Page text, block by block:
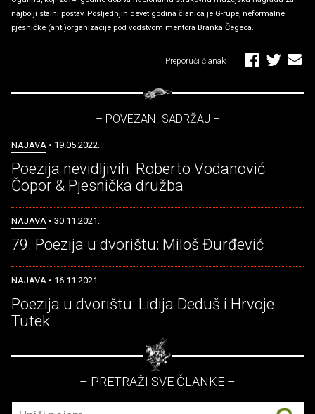
najbolji stalni postav. Posljednjih devet godina članica je G-rupe, neformalne
pjesničke (anti)organizacije pod vodstvom mentora Branka Čegeca.
Preporuči članak
– POVEZANI SADRŽAJ –
NAJAVA • 19.05.2022.
Poezija nevidljivih: Roberto Vodanović
Čopor & Pjesnička družba
NAJAVA • 30.11.2021.
79. Poezija u dvorištu: Miloš Đurđević
NAJAVA • 16.11.2021.
Poezija u dvorištu: Lidija Deduš i Hrvoje
Tutek
– PRETRAŽI SVE ČLANKE –